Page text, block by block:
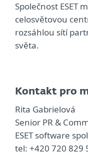
Společnost ESET
celosvětovou
rozsáhlou sítí
světa.
Kontakt pro
Rita Gabrielová
Senior PR &
ESET software
tel: +420 720 829